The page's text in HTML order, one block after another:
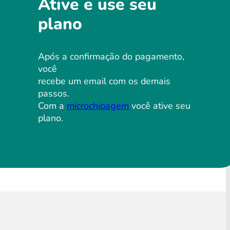
plano
Após a confirmação do pagamento,
você
recebe um email com os demais
passos.
Com a microchipagem você ative seu
plano.